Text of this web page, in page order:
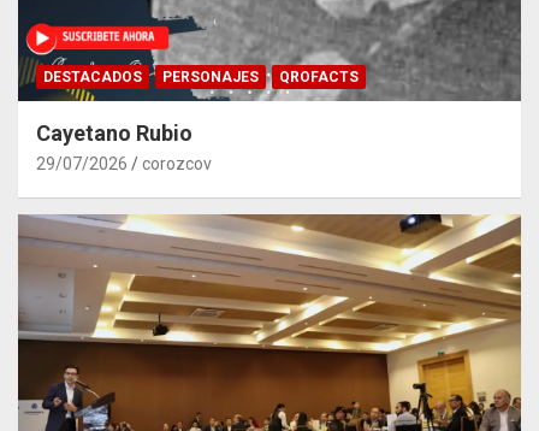
DESTACADOS PERSONAJES QROFACTS
Cayetano Rubio
29/07/2026 corozcov